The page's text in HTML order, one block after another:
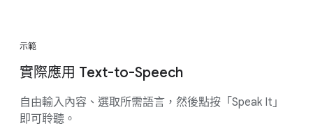
示範
實際應用 Text-to-Speech
自由輸入內容、選取所需語言，然後點按「Speak It」
即可聆聽。